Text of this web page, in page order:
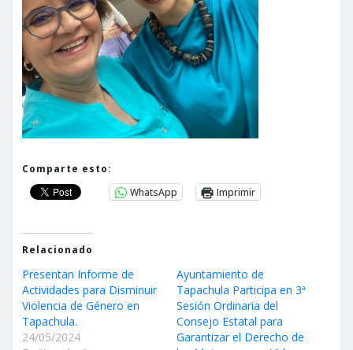
Comparte esto:
WhatsApp
Imprimir
Relacionado
Presentan Informe de
Actividades para Disminuir
Violencia de Género en
Tapachula.
24/05/2024
Ayuntamiento de
Tapachula Participa en 3ª
Sesión Ordinaria del
Consejo Estatal para
Garantizar el Derecho de